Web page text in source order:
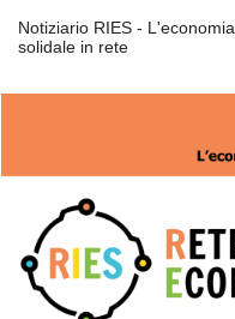
Notiziario RIES - L'economia
solidale in rete